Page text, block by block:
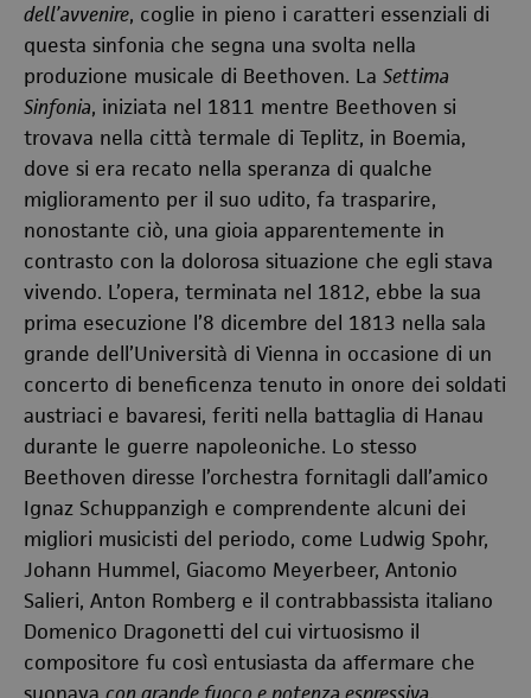
dell’avvenire, coglie in pieno i caratteri essenziali di
questa sinfonia che segna una svolta nella
produzione musicale di Beethoven. La Settima
Sinfonia, iniziata nel 1811 mentre Beethoven si
trovava nella città termale di Teplitz, in Boemia,
dove si era recato nella speranza di qualche
miglioramento per il suo udito, fa trasparire,
nonostante ciò, una gioia apparentemente in
contrasto con la dolorosa situazione che egli stava
vivendo. L’opera, terminata nel 1812, ebbe la sua
prima esecuzione l’8 dicembre del 1813 nella sala
grande dell’Università di Vienna in occasione di un
concerto di beneficenza tenuto in onore dei soldati
austriaci e bavaresi, feriti nella battaglia di Hanau
durante le guerre napoleoniche. Lo stesso
Beethoven diresse l’orchestra fornitagli dall’amico
Ignaz Schuppanzigh e comprendente alcuni dei
migliori musicisti del periodo, come Ludwig Spohr,
Johann Hummel, Giacomo Meyerbeer, Antonio
Salieri, Anton Romberg e il contrabbassista italiano
Domenico Dragonetti del cui virtuosismo il
compositore fu così entusiasta da affermare che